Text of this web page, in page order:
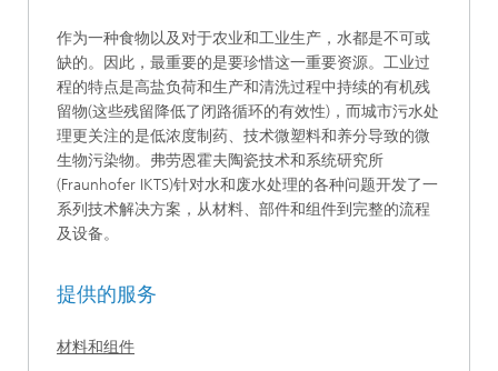
作为一种食物以及对于农业和工业生产，水都是不可或
缺的。因此，最重要的是要珍惜这一重要资源。工业过
程的特点是高盐负荷和生产和清洗过程中持续的有机残
留物(这些残留降低了闭路循环的有效性)，而城市污水处
理更关注的是低浓度制药、技术微塑料和养分导致的微
生物污染物。弗劳恩霍夫陶瓷技术和系统研究所
(Fraunhofer IKTS)针对水和废水处理的各种问题开发了一
系列技术解决方案，从材料、部件和组件到完整的流程
及设备。
提供的服务
材料和组件